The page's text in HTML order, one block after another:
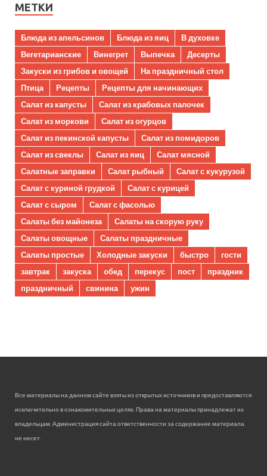
МЕТКИ
Блюда из апельсинов Блюда из яиц
В духовке
Вегетарианские
Винегрет Выпечка
Десерты
Закуски из грибов и овощей
На праздничный стол
Птица
Рецепты
Рецепты для начинающих
Салат из капусты
Салат из крабовых палочек
Салат из моркови
Салат из огурцов
Салат из пекинской капусты
Салат из помидоров
Салат из свеклы
Салат из яиц
Салат мясной
Салатные заправки
Салат рыбный
Салат с кукурузой
Салат с куриной грудкой
Салат с курицей
Салат с сыром
Салат с фасолью
Салаты без майонеза
Салаты на скорую руку
Салаты овощные
Салаты праздничные
Салаты простые
Холодные закуски быстро
гости
завтрак
закуска обед перекус пост
праздник
праздничный
свинина ужин
Все материалы на данном сайте взяты из открытых источников и предоставляются
исключительно в ознакомительных целях. Права на материалы принадлежат их
владельцам. Администрация сайта ответственности за содержание материала
не несет.